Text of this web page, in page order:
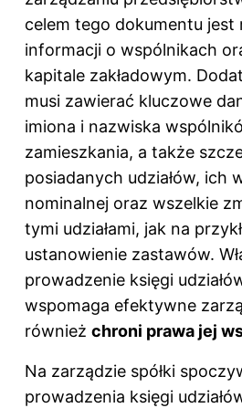
o
k
celem tego dokumentu jest
informacji o wspólnikach
kapitale zakładowym.
musi zawierać kluczowe
imiona i nazwiska
zamieszkania, a także
posiadanych udziałów, ich
nominalnej oraz wszelkie
tymi udziałami, jak na
ustanowienie zastawów.
prowadzenie księgi
wspomaga efektywne
również chroni prawa jej
Na zarządzie spółki
prowadzenia księgi